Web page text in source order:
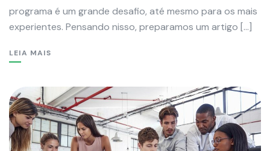
programa é um grande desafio, até mesmo para os mais
experientes. Pensando nisso, preparamos um artigo […]
LEIA MAIS